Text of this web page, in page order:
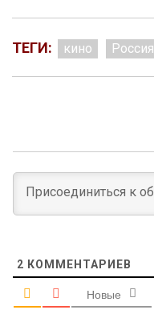
ТЕГИ: кино Россия
2 КОММЕНТАРИЕВ
Новые